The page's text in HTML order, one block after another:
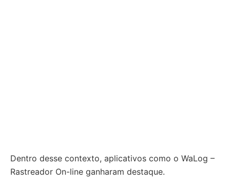
Dentro desse contexto, aplicativos como o WaLog –
Rastreador On-line ganharam destaque.